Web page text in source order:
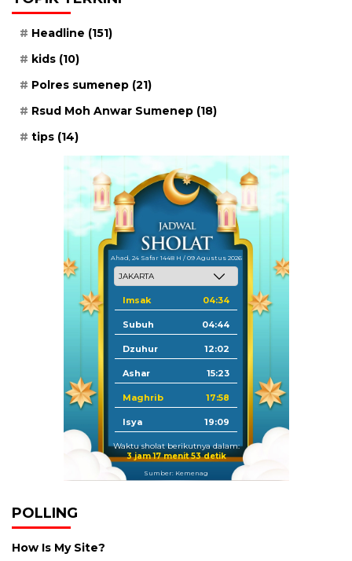
Headline (151)
kids (10)
Polres sumenep (21)
Rsud Moh Anwar Sumenep (18)
tips (14)
Ahad, 24 Safar 1448 H / 09 Agustus 2026
Imsak 04:34
Subuh 04:44
Dzuhur 12:02
Ashar 15:23
Maghrib 17:58
Isya 19:09
Waktu sholat berikutnya dalam:
3 jam 17 menit 52 detik
Sumber: Kemenag
POLLING
How Is My Site?